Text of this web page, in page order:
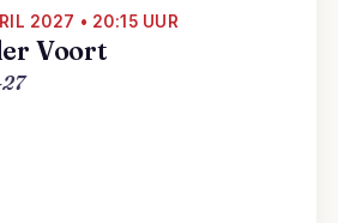
2027 • 20:15 UUR
Voort